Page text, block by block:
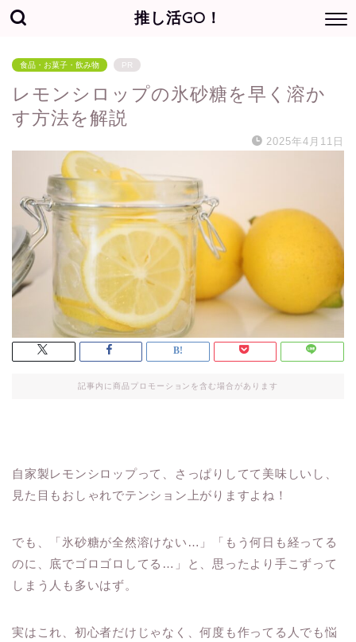
推し活GO！
食品・お菓子・飲み物 PR
レモンシロップの氷砂糖を早く溶か
す方法を解説
2025年4月11日
記事内に商品プロモーションを含む場合があります
自家製レモンシロップって、さっぱりしてて美味しいし、
見た目もおしゃれでテンション上がりますよね！
でも、「氷砂糖が全然溶けない…」「もう何日も経ってる
のに、底でゴロゴロしてる…」と、思ったより手こずって
しまう人も多いはず。
実はこれ、初心者だけじゃなく、何度も作ってる人でも悩